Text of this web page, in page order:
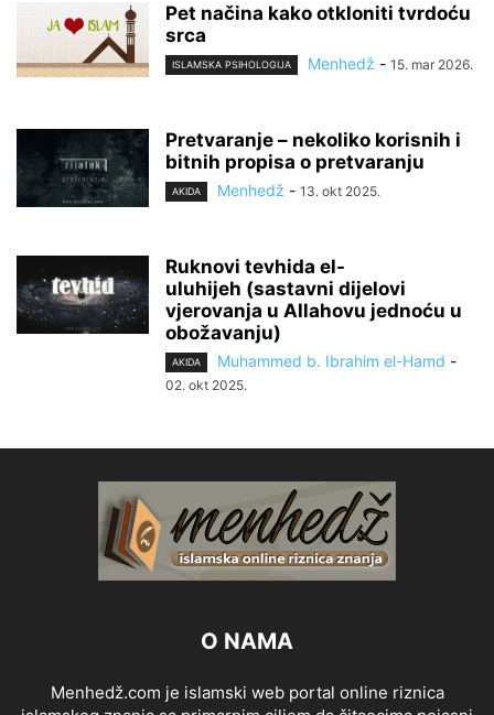
Pet načina kako otkloniti tvrdoću
srca
ISLAMSKA PSIHOLOGIJA Menhedž - 15. mar 2026.
Pretvaranje – nekoliko korisnih i
bitnih propisa o pretvaranju
AKIDA Menhedž - 13. okt 2025.
Ruknovi tevhida el-
uluhijeh (sastavni dijelovi
vjerovanja u Allahovu jednoću u
obožavanju)
AKIDA Muhammed b. Ibrahim el-Hamd -
02. okt 2025.
O NAMA
Menhedž.com je islamski web portal online riznica